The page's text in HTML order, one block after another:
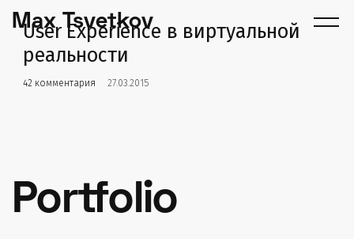
Max Tsvetkov
User Experience в виртуальной
реальности
42 комментария 27.03.2015
Portfolio